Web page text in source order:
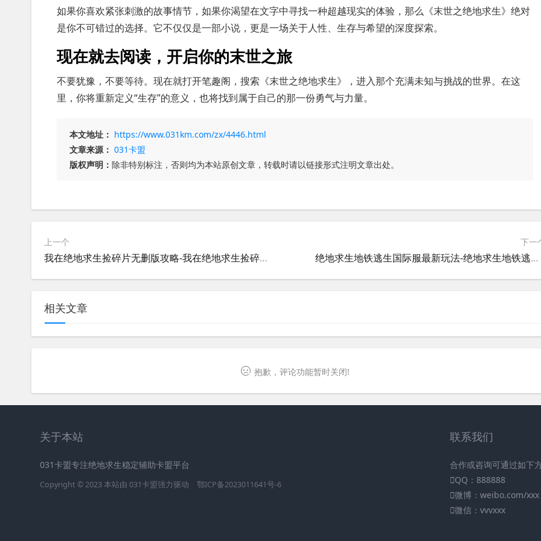
如果你喜欢紧张刺激的故事情节，如果你渴望在文字中寻找一种超越现实的体验，那么《末世之绝地求生》绝对
是你不可错过的选择。它不仅仅是一部小说，更是一场关于人性、生存与希望的深度探索。
现在就去阅读，开启你的末世之旅
不要犹豫，不要等待。现在就打开笔趣阁，搜索《末世之绝地求生》，进入那个充满未知与挑战的世界。在这
里，你将重新定义“生存”的意义，也将找到属于自己的那一份勇气与力量。
本文地址： https://www.031km.com/zx/4446.html
文章来源： 031卡盟
版权声明： 除非特别标注，否则均为本站原创文章，转载时请以链接形式注明文章出处。
上一个
我在绝地求生捡碎片无删版攻略-我在绝地求生捡碎片无删版完整版下载与玩法解析
下一
绝地求生地铁逃生国际服最新玩法-绝地求生地铁逃生国际服下载与体验指南
相关文章
抱歉，评论功能暂时关闭!
关于本站
031卡盟专注绝地求生稳定辅助卡盟平台
Copyright © 2023 本站由 031卡盟强力驱动 鄂ICP备2023011641号-6
联系我们
合作或咨询可通过如下
QQ：888888
微博：weibo.com/xxx
微信：vvvxxx